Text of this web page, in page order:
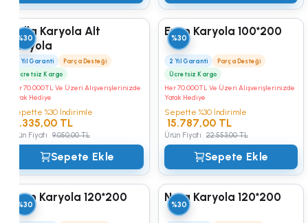
Bella Karyola Alt
Karyola
2 Yıl Garanti
Parça Desteği
Ücretsiz Kargo
Her 70.000TL Ve Üzeri Alışverişlerinizde
Yatak Hediye
%30
Sepette %30 İndirimle
6.335,00 TL
Ürün Fiyatı 9.050,00 TL
Sepete Ekle
Evon Karyola 100*200
2 Yıl Garanti
Parça Desteği
Ücretsiz Kargo
Her 70.000TL Ve Üzeri Alışverişlerinizde
Yatak Hediye
%30
Sepette %30 İndirimle
15.787,00 TL
Ürün Fiyatı 22.553,00 TL
Sepete Ekle
Evon Karyola 120*200
%30
Nora Karyola 120*200
%30